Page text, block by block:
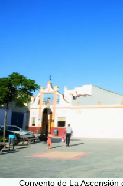
Convento de La Ascensión